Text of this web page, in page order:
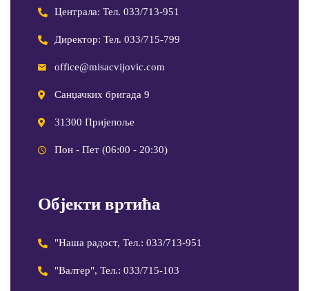
Централа: Тел. 033/713-951
Директор: Тел. 033/715-799
office@misacvijovic.com
Санџачких бригада 9
31300 Пријепоље
Пон - Пет (06:00 - 20:30)
Објекти вртића
"Наша радост, Тел.: 033/713-951
"Валтер", Тел.: 033/715-103